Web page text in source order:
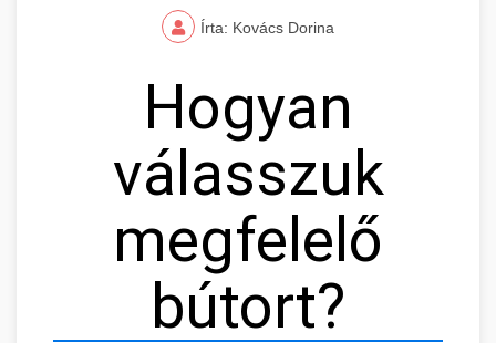
Írta: Kovács Dorina
Hogyan
válasszuk
megfelelő
bútort?